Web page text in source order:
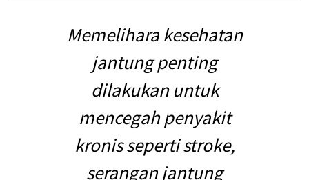
Memelihara kesehatan
jantung penting
dilakukan untuk
mencegah penyakit
kronis seperti stroke,
serangan jantung